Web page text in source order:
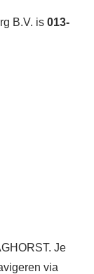
B.V. is 013-
Je
via